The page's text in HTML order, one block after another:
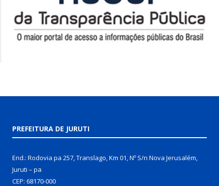
PREFEITURA DE JURUTI
End.: Rodovia pa 257, Translago, Km 01, Nº S/n Nova Jerusalém,
Juruti – pa
CEP: 68170-000